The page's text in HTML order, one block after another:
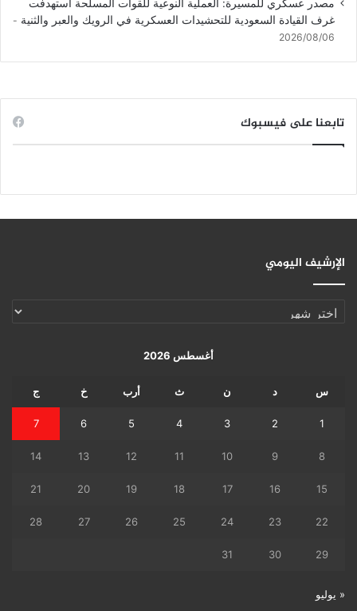
مصدر عسكري للمسيرة: العملية النوعية للقوات المسلحة استهدفت
غرف القيادة السعودية للتحشيدات العسكرية في الرويك والعبر والثنية
2026/08/06
تابعنا على فيسبوك
الإرشيف اليومي
الإرشيف
أغسطس 2026
س د ن ث أرب خ ج
1
2
3
4
5
6
7
8
9
10
11
12
13
14
15
16
17
18
19
20
21
22
23
24
25
26
27
28
29
30
31
« يوليو